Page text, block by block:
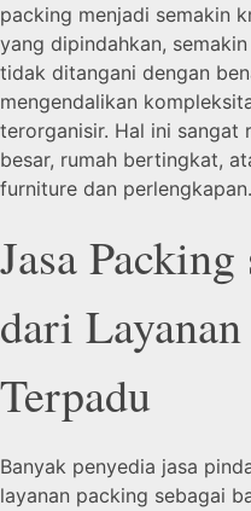
packing menjadi semakin
yang dipindahkan,
tidak ditangani dengan
mengendalikan
terorganisir. Hal ini sangat
besar, rumah bertingkat,
furniture dan perlengkapan.
Jasa
dari
Terpadu
Banyak penyedia jasa
layanan packing sebagai